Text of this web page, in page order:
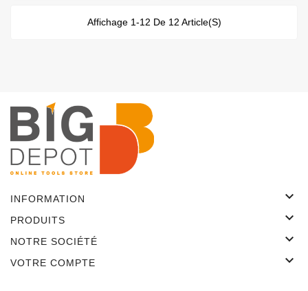
Affichage 1-12 De 12 Article(s)
INFORMATION 
PRODUITS 
NOTRE SOCIÉTÉ 
VOTRE COMPTE 